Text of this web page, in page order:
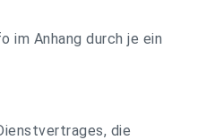
im Anhang durch je ein
die